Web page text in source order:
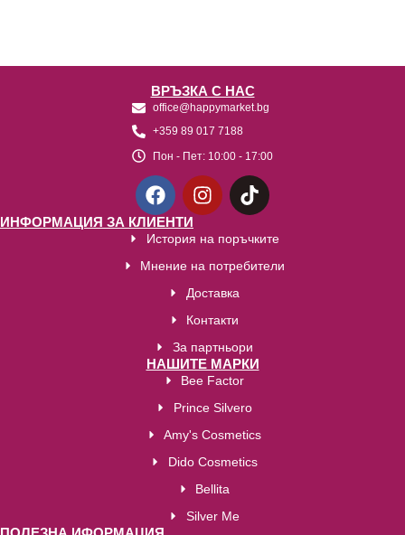
ВРЪЗКА С НАС
office@happymarket.bg
+359 89 017 7188
Пон - Пет: 10:00 - 17:00
ИНФОРМАЦИЯ ЗА КЛИЕНТИ
История на поръчките
Мнение на потребители
Доставка
Контакти
За партньори
НАШИТЕ МАРКИ
Bee Factor
Prince Silvero
Amy's Cosmetics
Dido Cosmetics
Bellita
Silver Me